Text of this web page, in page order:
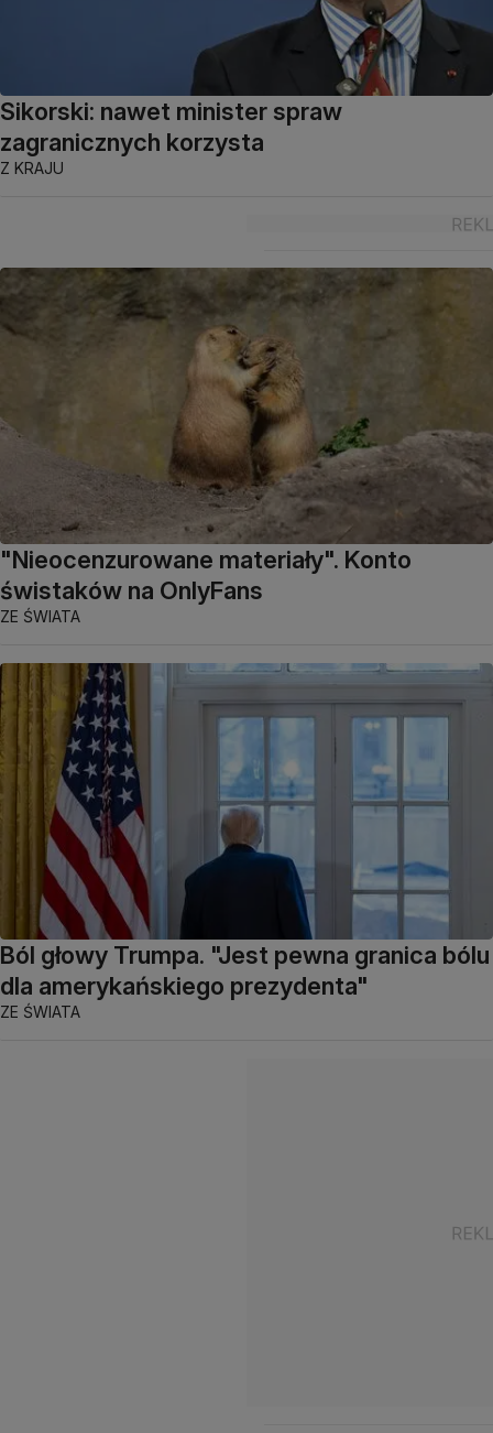
Sikorski: nawet minister spraw
zagranicznych korzysta
Z KRAJU
"Nieocenzurowane materiały". Konto
świstaków na OnlyFans
ZE ŚWIATA
Ból głowy Trumpa. "Jest pewna granica bólu
dla amerykańskiego prezydenta"
ZE ŚWIATA